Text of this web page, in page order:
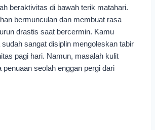
beraktivitas di bawah terik matahari.
bermunculan dan membuat rasa
drastis saat bercermin. Kamu
sangat disiplin mengoleskan tabir
pagi hari. Namun, masalah kulit
penuaan seolah enggan pergi dari